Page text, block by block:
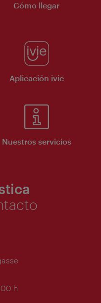
Cómo llegar
Aplicación ivie
Nuestros servicios
h